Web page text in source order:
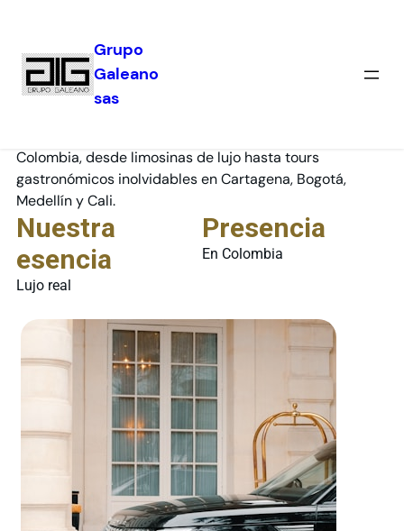
Grupo
Galeano
sas
Grupo Galeano
Colombia, desde limosinas de lujo hasta tours
gastronómicos inolvidables en Cartagena, Bogotá,
Medellín y Cali.
Nuestra
esencia
Lujo real
Presencia
En Colombia